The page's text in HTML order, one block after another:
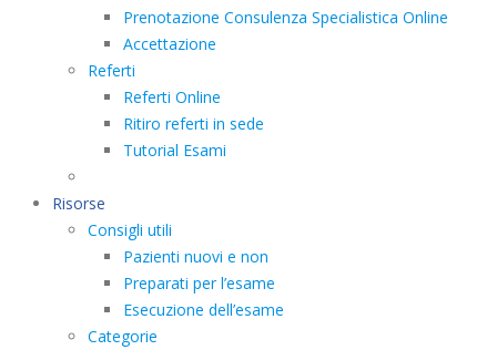
Prenotazione Consulenza Specialistica Online
Accettazione
Referti
Referti Online
Ritiro referti in sede
Tutorial Esami
Risorse
Consigli utili
Pazienti nuovi e non
Preparati per l’esame
Esecuzione dell’esame
Categorie